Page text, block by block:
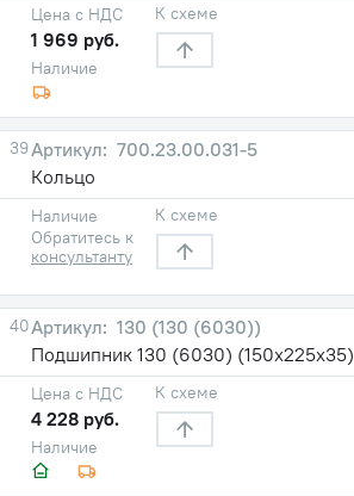
Наличие
Цена с НДС
1 969 руб.
К схеме
39
700.23.00.031-5
Кольцо
Наличие
Обратитесь к
консультанту
К схеме
40
130 (130 (6030))
Подшипник 130 (6030) (150х225х35)
Наличие
Цена с НДС
4 228 руб.
К схеме